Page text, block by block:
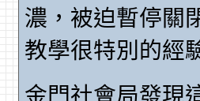
濃，被迫暫停關
教學很特別的經
金門社會局發現